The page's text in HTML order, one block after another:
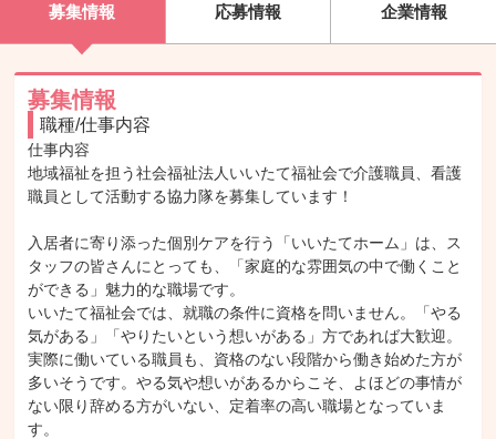
募集情報 応募情報 企業情報
募集情報
職種/仕事内容
仕事内容
地域福祉を担う社会福祉法人いいたて福祉会で介護職員、看護
職員として活動する協力隊を募集しています！
入居者に寄り添った個別ケアを行う「いいたてホーム」は、ス
タッフの皆さんにとっても、「家庭的な雰囲気の中で働くこと
ができる」魅力的な職場です。
いいたて福祉会では、就職の条件に資格を問いません。「やる
気がある」「やりたいという想いがある」方であれば大歓迎。
実際に働いている職員も、資格のない段階から働き始めた方が
多いそうです。やる気や想いがあるからこそ、よほどの事情が
ない限り辞める方がいない、定着率の高い職場となっていま
す。